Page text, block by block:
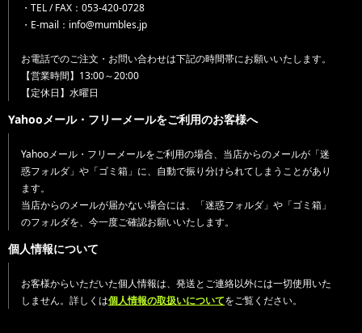
・TEL / FAX：053-420-0728
・E-mail：info@mumbles.jp
お電話でのご注文・お問い合わせは下記の時間帯にお願いいたします。
【営業時間】13:00～20:00
【定休日】水曜日
Yahooメール・フリーメールをご利用のお客様へ
Yahooメール・フリーメールをご利用の場合、当店からのメールが「迷
惑フォルダ」や「ゴミ箱」に、自動で振り分けられてしまうことがあり
ます。
当店からのメールが届かない場合には、「迷惑フォルダ」や「ゴミ箱」
のフォルダを、今一度ご確認お願いいたします。
個人情報について
お客様からいただいた個人情報は、発送とご連絡以外には一切使用いた
しません。詳しくは個人情報の取扱いについてをご覧ください。